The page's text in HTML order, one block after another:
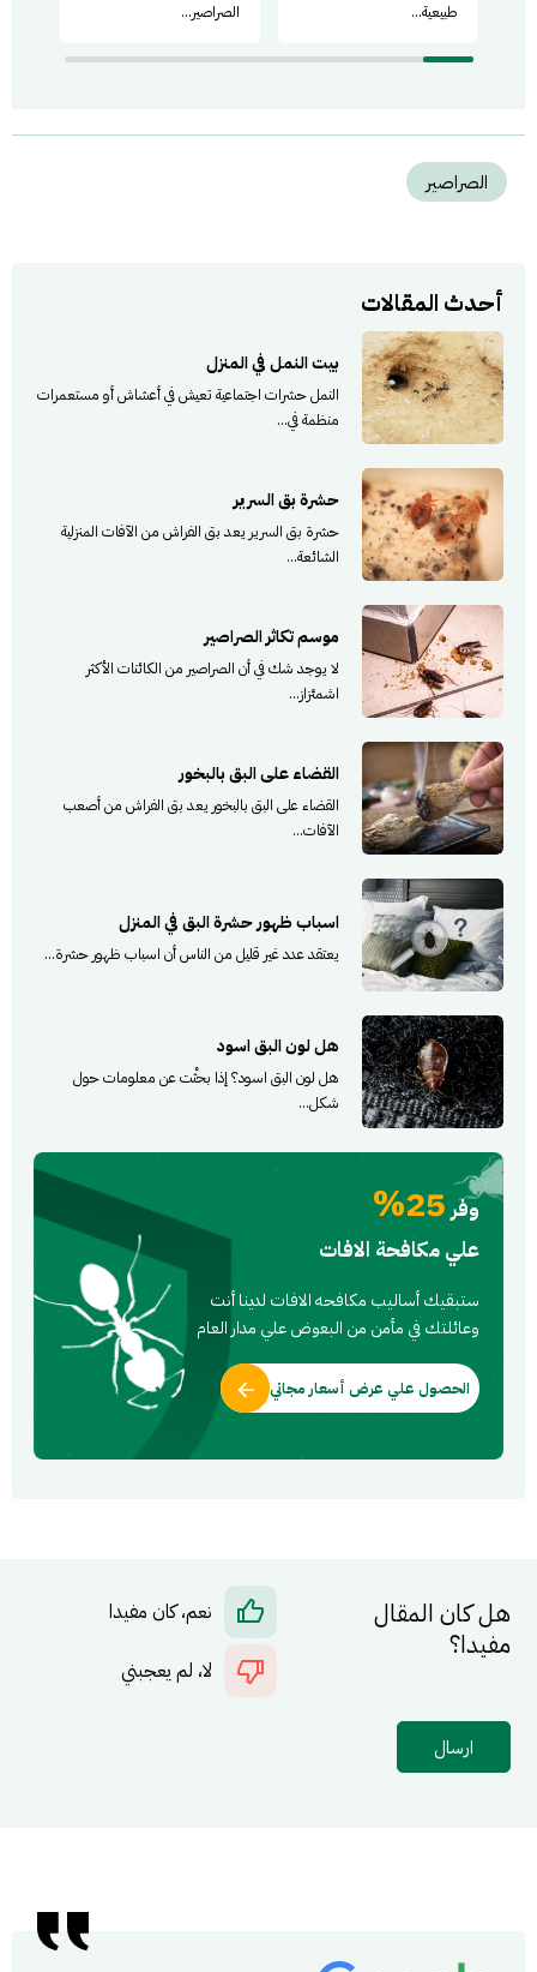
طبيعية... الصراصير...
الصراصير
أحدث المقالات
بيت النمل في المنزل
النمل حشرات اجتماعية تعيش في أعشاش أو مستعمرات
منظمة في...
حشرة بق السرير
حشرة بق السرير يعد بق الفراش من الآفات المنزلية
الشائعة...
موسم تكاثر الصراصير
لا يوجد شك في أن الصراصير من الكائنات الأكثر
اشمئزاز...
القضاء على البق بالبخور
القضاء على البق بالبخور يعد بق الفراش من أصعب
الآفات...
اسباب ظهور حشرة البق في المنزل
يعتقد عدد غير قليل من الناس أن اسباب ظهور حشرة...
هل لون البق اسود
هل لون البق اسود؟ إذا بحثْت عن معلومات حول
شكل...
وفر 25%
علي مكافحة الافات
ستبقيك أساليب مكافحه الافات لدينا أنت
وعائلتك في مأمن من البعوض علي مدار العام
الحصول علي عرض أسعار مجاني
هل كان المقال
مفيدا؟
نعم، كان مفيدا
لا، لم يعجبني
ارسال